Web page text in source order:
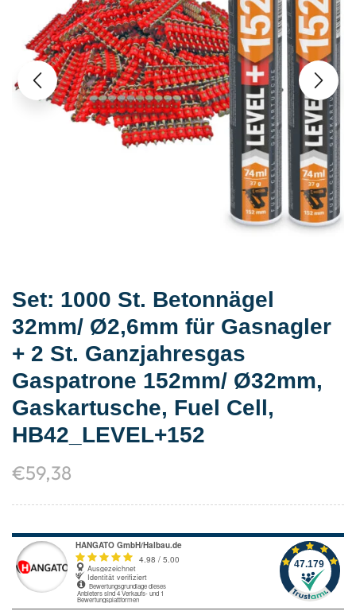
Set: 1000 St. Betonnägel
32mm/ Ø2,6mm für Gasnagler
+ 2 St. Ganzjahresgas
Gaspatrone 152mm/ Ø32mm,
Gaskartusche, Fuel Cell,
HB42_LEVEL+152
€59,38